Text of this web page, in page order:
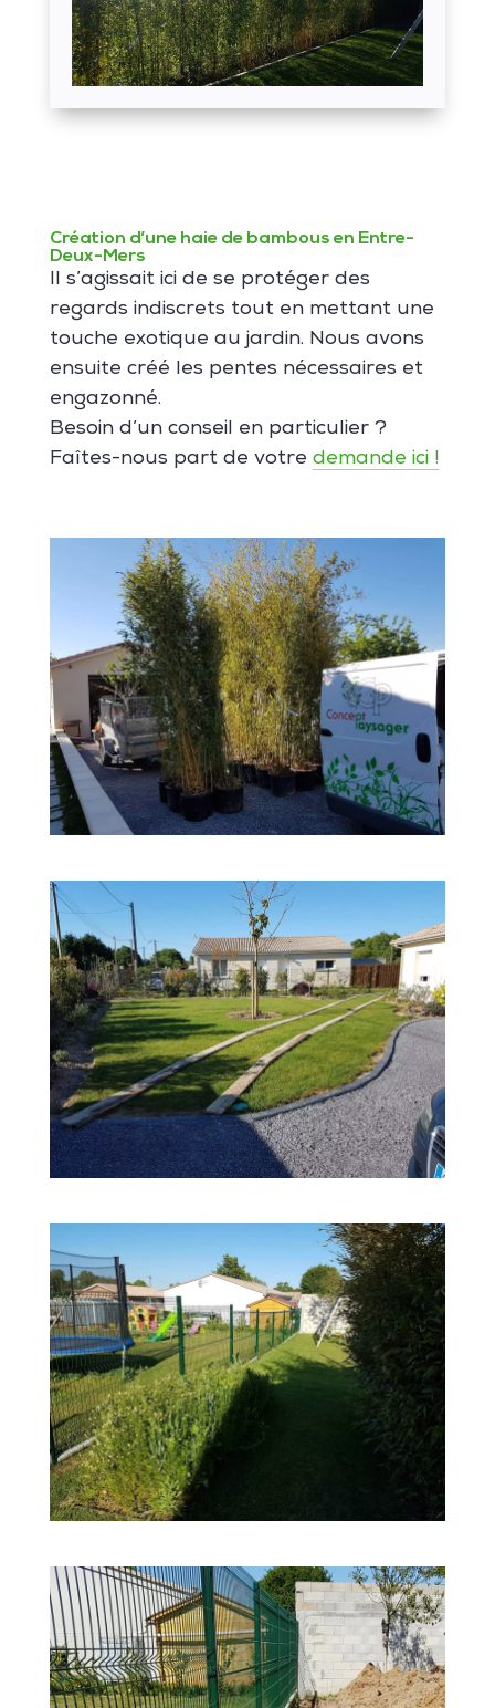
Création d’une haie de bambous en Entre-
Deux-Mers
Il s’agissait ici de se protéger des
regards indiscrets tout en mettant une
touche exotique au jardin. Nous avons
ensuite créé les pentes nécessaires et
engazonné.
Besoin d’un conseil en particulier ?
Faîtes-nous part de votre demande ici !